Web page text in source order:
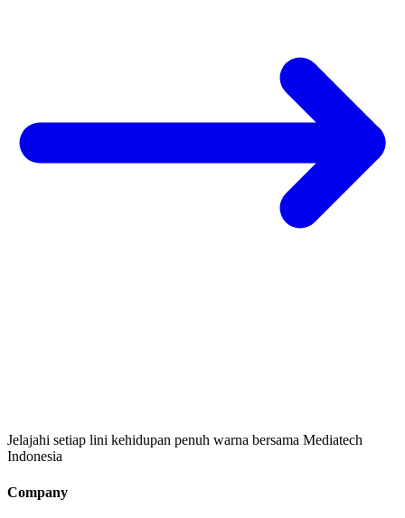
Jelajahi setiap lini kehidupan penuh warna bersama Mediatech
Indonesia
Company